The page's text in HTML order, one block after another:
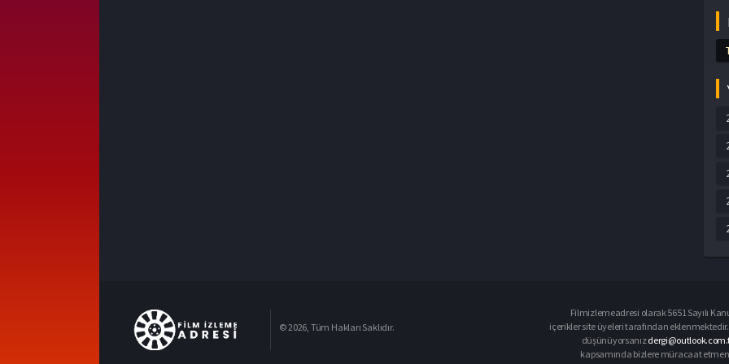
© 2026, Tüm Hakları Saklıdır.
Filmizlemeadresi olarak 5651 Sayılı
içerikler site üyeleri tarafından
düşünüyorsanız
kapsamında bizlere müracaat